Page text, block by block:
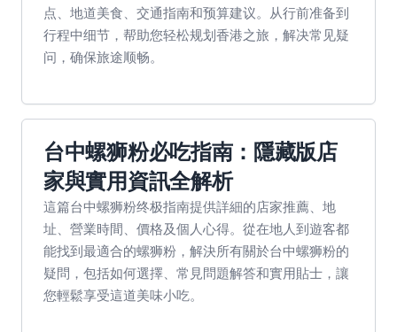
点、地道美食、交通指南和预算建议。从行前准备到
行程中细节，帮助您轻松规划香港之旅，解决常见疑
问，确保旅途顺畅。
台中螺狮粉必吃指南：隱藏版店
家與實用資訊全解析
這篇台中螺狮粉终极指南提供詳細的店家推薦、地
址、營業時間、價格及個人心得。從在地人到遊客都
能找到最適合的螺狮粉，解決所有關於台中螺狮粉的
疑問，包括如何選擇、常見問題解答和實用貼士，讓
您輕鬆享受這道美味小吃。